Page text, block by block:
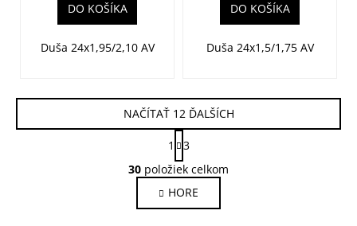
DO KOŠÍKA
Duša 24x1,95/2,10 AV
DO KOŠÍKA
Duša 24x1,5/1,75 AV
O
v
l
á
NAČÍTAŤ 12 ĎALŠÍCH
S
t
r
á
n
k
1
3
30 položiek celkom
HORE